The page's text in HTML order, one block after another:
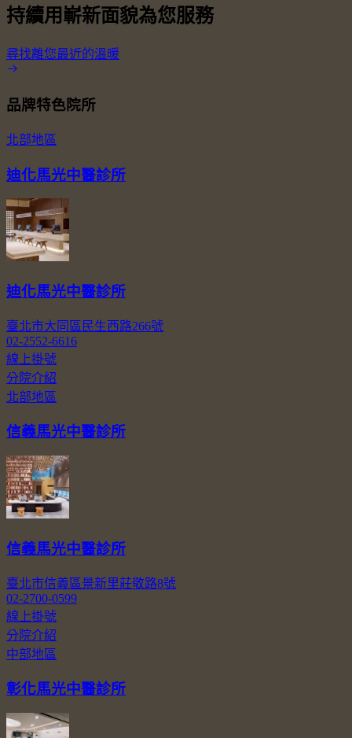
持續用嶄新面貌為您服務
尋找離您最近的溫暖
品牌特色院所
北部地區
迪化馬光中醫診所
迪化馬光中醫診所
臺北市大同區民生西路266號
02-2552-6616
線上掛號
分院介紹
北部地區
信義馬光中醫診所
信義馬光中醫診所
臺北市信義區景新里莊敬路8號
02-2700-0599
線上掛號
分院介紹
中部地區
彰化馬光中醫診所